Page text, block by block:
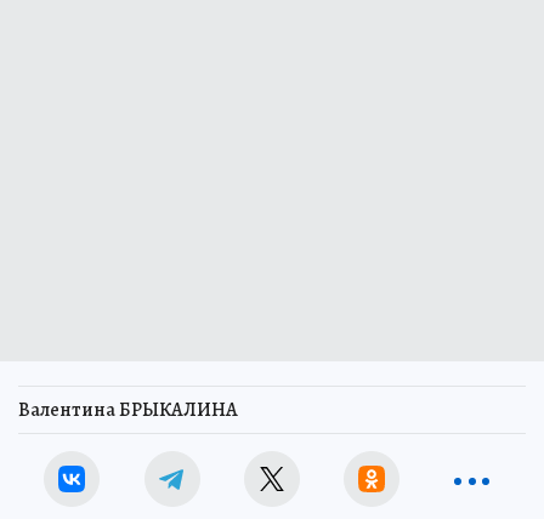
Валентина БРЫКАЛИНА